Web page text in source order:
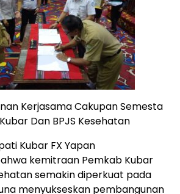
Kerjasama Cakupan Semesta
Dan BPJS Kesehatan
Kubar FX Yapan
kemitraan Pemkab Kubar
semakin diperkuat pada
menyukseskan pembangunan